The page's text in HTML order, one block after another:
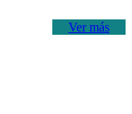
Ver más